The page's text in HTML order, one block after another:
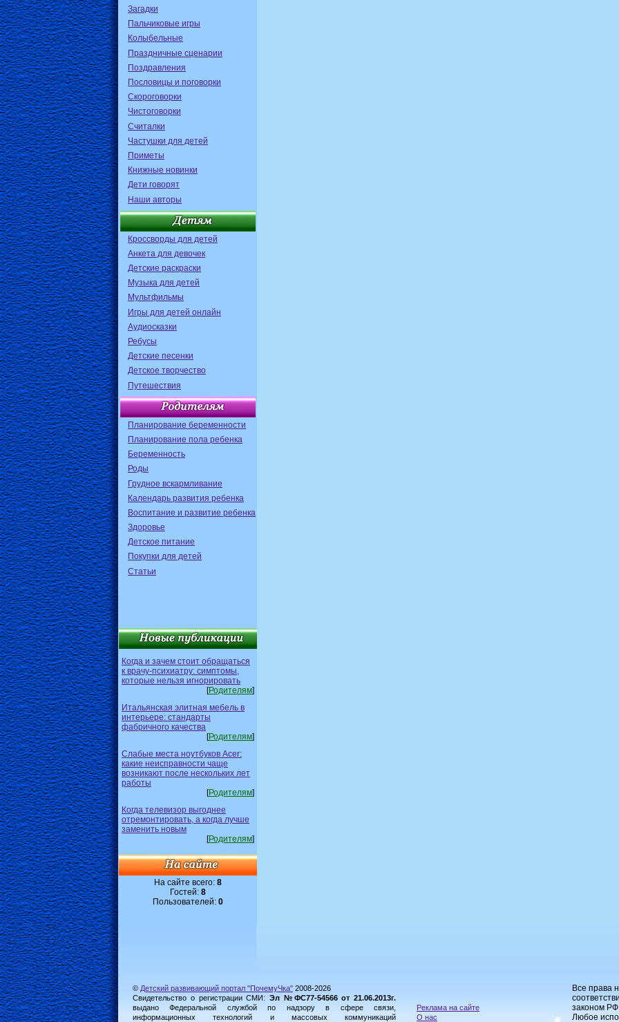
Загадки
Пальчиковые игры
Колыбельные
Праздничные сценарии
Поздравления
Пословицы и поговорки
Скороговорки
Чистоговорки
Считалки
Частушки для детей
Приметы
Книжные новинки
Дети говорят
Наши авторы
Кроссворды для детей
Анкета для девочек
Детские раскраски
Музыка для детей
Мультфильмы
Игры для детей онлайн
Аудиосказки
Ребусы
Детские песенки
Детское творчество
Путешествия
Планирование беременности
Планирование пола ребенка
Беременность
Роды
Грудное вскармливание
Календарь развития ребенка
Воспитание и развитие ребенка
Здоровье
Детское питание
Покупки для детей
Статьи
Когда и зачем стоит обращаться
к врачу-психиатру: симптомы,
которые нельзя игнорировать
[Родителям]
Итальянская элитная мебель в
интерьере: стандарты
фабричного качества
[Родителям]
Слабые места ноутбуков Acer:
какие неисправности чаще
возникают после нескольких лет
работы
[Родителям]
Когда телевизор выгоднее
отремонтировать, а когда лучше
заменить новым
[Родителям]
На сайте всего: 8
Гостей: 8
Пользователей: 0
© Детский развивающий портал "ПочемуЧка" 2008-2026
Свидетельство о регистрации СМИ: Эл №ФС77-54566 от 21.06.2013г.
выдано Федеральной службой по надзору в сфере связи,
информационных технологий и массовых коммуникаций
Реклама на сайте
О нас
Все права
законом
Любое